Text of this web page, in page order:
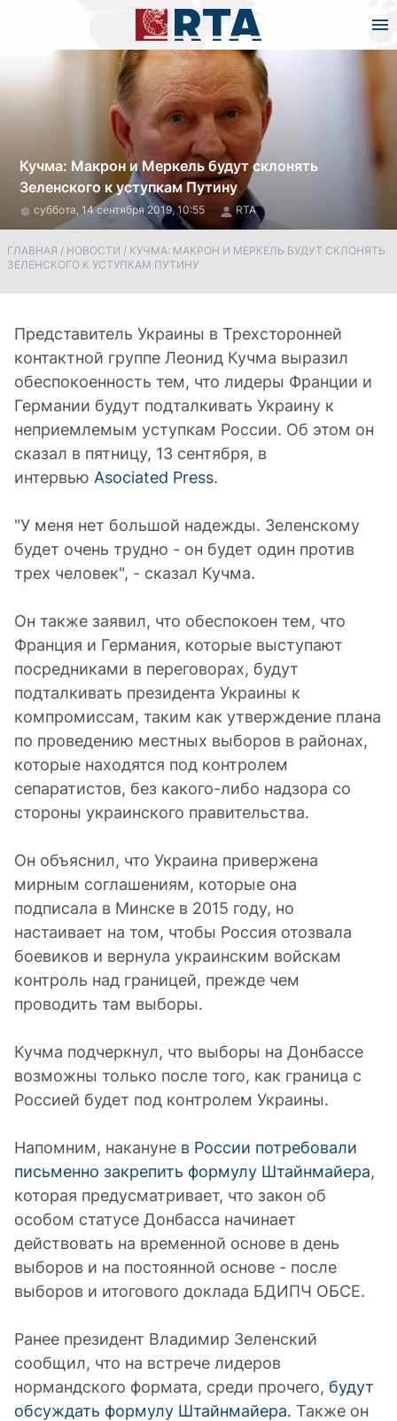
Кучма: Макрон и Меркель будут склонять
Зеленского к уступкам Путину
суббота, 14 сентября 2019, 10:55 RTA
ГЛАВНАЯ / НОВОСТИ / КУЧМА: МАКРОН И МЕРКЕЛЬ БУДУТ СКЛОНЯТЬ
ЗЕЛЕНСКОГО К УСТУПКАМ ПУТИНУ
Представитель Украины в Трехсторонней
контактной группе Леонид Кучма выразил
обеспокоенность тем, что лидеры Франции и
Германии будут подталкивать Украину к
неприемлемым уступкам России. Об этом он
сказал в пятницу, 13 сентября, в
интервью Asociated Press.
"У меня нет большой надежды. Зеленскому
будет очень трудно - он будет один против
трех человек", - сказал Кучма.
Он также заявил, что обеспокоен тем, что
Франция и Германия, которые выступают
посредниками в переговорах, будут
подталкивать президента Украины к
компромиссам, таким как утверждение плана
по проведению местных выборов в районах,
которые находятся под контролем
сепаратистов, без какого-либо надзора со
стороны украинского правительства.
Он объяснил, что Украина привержена
мирным соглашениям, которые она
подписала в Минске в 2015 году, но
настаивает на том, чтобы Россия отозвала
боевиков и вернула украинским войскам
контроль над границей, прежде чем
проводить там выборы.
Кучма подчеркнул, что выборы на Донбассе
возможны только после того, как граница с
Россией будет под контролем Украины.
Напомним, накануне в России потребовали
письменно закрепить формулу Штайнмайера,
которая предусматривает, что закон об
особом статусе Донбасса начинает
действовать на временной основе в день
выборов и на постоянной основе - после
выборов и итогового доклада БДИПЧ ОБСЕ.
Ранее президент Владимир Зеленский
сообщил, что на встрече лидеров
нормандского формата, среди прочего, будут
обсуждать формулу Штайнмайера. Также он